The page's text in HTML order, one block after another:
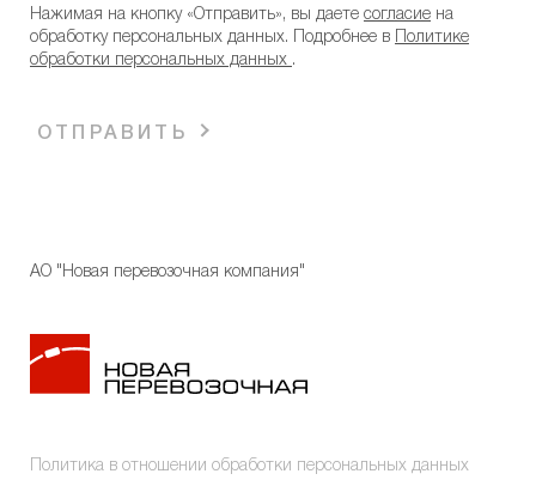
Нажимая на кнопку «Отправить», вы даете согласие на
обработку персональных данных. Подробнее в
Политике
обработки персональных данных .
ОТПРАВИТЬ
АО "Новая перевозочная компания"
Политика в отношении обработки персональных данных